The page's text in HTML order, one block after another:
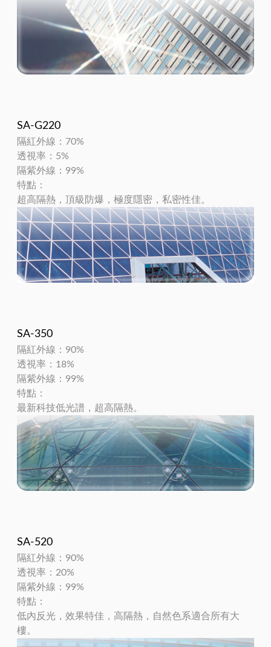
SA-G220
隔紅外線：70%
透視率：5%
隔紫外線：99%
特點：
超高隔熱，頂級防爆，極度隱密，私密性佳。
SA-350
隔紅外線：90%
透視率：18%
隔紫外線：99%
特點：
最新科技低光譜，超高隔熱。
SA-520
隔紅外線：90%
透視率：20%
隔紫外線：99%
特點：
低內反光，效果特佳，高隔熱，自然色系適合所有大
樓。